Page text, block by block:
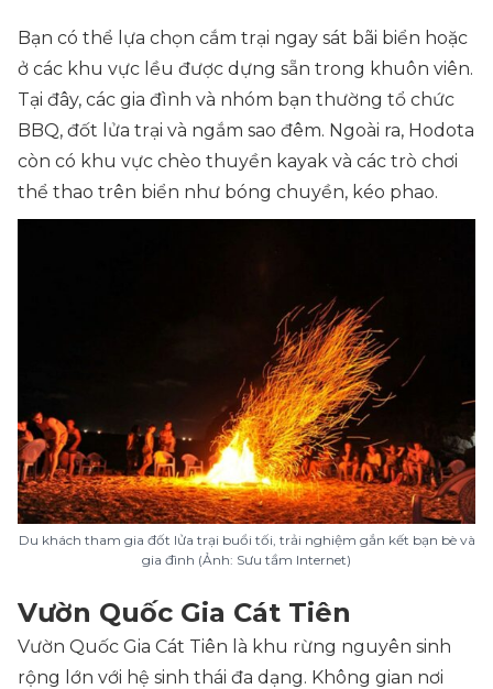
Bạn có thể lựa chọn cắm trại ngay sát bãi biển hoặc
ở các khu vực lều được dựng sẵn trong khuôn viên.
Tại đây, các gia đình và nhóm bạn thường tổ chức
BBQ, đốt lửa trại và ngắm sao đêm. Ngoài ra, Hodota
còn có khu vực chèo thuyền kayak và các trò chơi
thể thao trên biển như bóng chuyền, kéo phao.
Du khách tham gia đốt lửa trại buổi tối, trải nghiệm gắn kết bạn bè và
gia đình (Ảnh: Sưu tầm Internet)
Vườn Quốc Gia Cát Tiên
Vườn Quốc Gia Cát Tiên là khu rừng nguyên sinh
rộng lớn với hệ sinh thái đa dạng. Không gian nơi